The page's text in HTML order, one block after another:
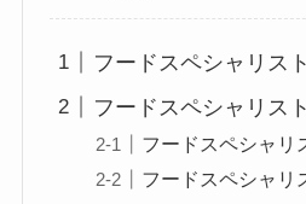
フードスペシャリス
フードスペシャリス
フードスペシャリ
フードスペシャリ